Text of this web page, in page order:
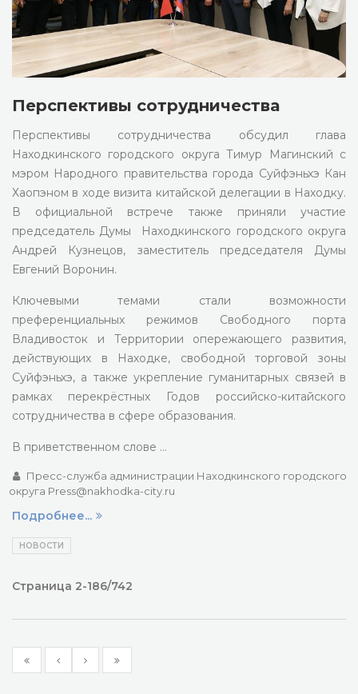
Перспективы сотрудничества
Перспективы сотрудничества обсудил глава
Находкинского городского округа Тимур Магинский с
мэром Народного правительства города Суйфэньхэ Кан
Хаопэном в ходе визита китайской делегации в Находку.
В официальной встрече также приняли участие
председатель Думы Находкинского городского округа
Андрей Кузнецов, заместитель председателя Думы
Евгений Воронин.
Ключевыми темами стали возможности
преференциальных режимов Свободного порта
Владивосток и Территории опережающего развития,
действующих в Находке, свободной торговой зоны
Суйфэньхэ, а также укрепление гуманитарных связей в
рамках перекрёстных Годов российско-китайского
сотрудничества в сфере образования.
В приветственном слове …
Пресс-служба администрации Находкинского городского
округа Press@nakhodka-city.ru
Подробнее...
НОВОСТИ
Страница 2-186/742